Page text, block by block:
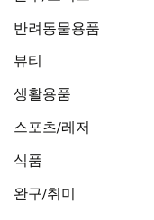
반려동물용품
뷰티
생활용품
스포츠/레저
식품
완구/취미